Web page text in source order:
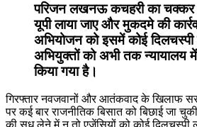
परिजन लखनऊ कचहरी का चक्कर
यूपी लाया जाए और मुकदमे की
अभियोजन को इसमें कोई
अभियुक्तों को अभी तक न्यायालय में
किया गया है।
गिरफ्तार नवजवानों और आतंकवाद के खिलाफ
पर कई बार राजनीतिक बिसात को बिछाई जा
की सुध लेने में न तो एजेंसियों को कोई दिलचस्पी